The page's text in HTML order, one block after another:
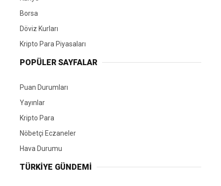
Borsa
Döviz Kurları
Kripto Para Piyasaları
POPÜLER SAYFALAR
Puan Durumları
Yayınlar
Kripto Para
Nöbetçi Eczaneler
Hava Durumu
TÜRKIYE GÜNDEMI